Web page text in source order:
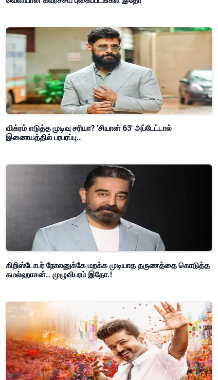
விக்ரம் எடுத்த முடிவு சரியா? 'சியான் 63' அப்டேட்டால்
இணையத்தில் பரபரப்பு..
கிறிஸ்டோபர் நோலனுக்கே மறக்க முடியாத தருணத்தை கொடுத்த
கமல்ஹாசன்.. முழுவிபரம் இதோ.!